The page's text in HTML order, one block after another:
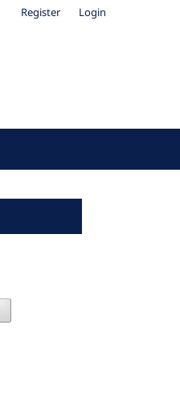
Register Login